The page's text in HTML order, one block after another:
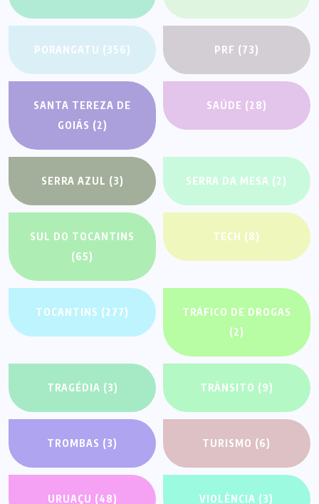
PORANGATU (356) PRF (73)
SANTA TEREZA DE
GOIÁS (2)
SAÚDE (28)
SERRA AZUL (3) SERRA DA MESA (2)
SUL DO TOCANTINS
(65)
TECH (8)
TOCANTINS (277)
TRÁFICO DE DROGAS
(2)
TRAGÉDIA (3) TRÂNSITO (9)
TROMBAS (3) TURISMO (6)
URUAÇU (48) VIOLÊNCIA (3)